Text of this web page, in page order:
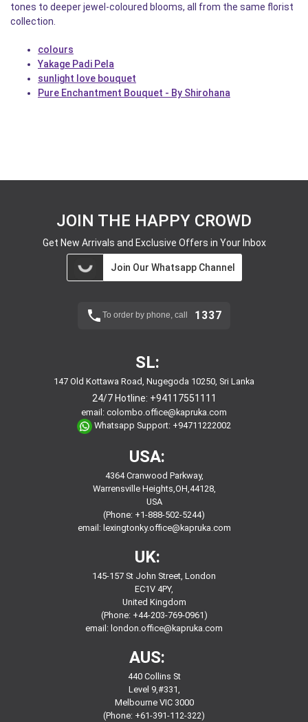
tones to deeper jewel-coloured blooms, all from the same florist
collection.
colours
Yakage Padi Pela
sunlight love bouquet
Pure Enchantment Bouquet - By Shirohana
JOIN THE HAPPY CROWD
Get New Arrivals and Exclusive Offers in Your Inbox
Join Our Whatsapp Channel
To order by phone, call 1337
SL:
147 Old Kottawa Road, Nugegoda 10250, Sri Lanka
24/7 Hotline: +94117551111
email: colombo.office@kapruka.com
Whatsapp Support: +94711222002
USA:
4364 Cranwood Parkway,
Warrensville Heights,OH,44128,
USA
(Phone: +1-888-502-5244)
email: lexingtonky.office@kapruka.com
UK:
145-157 St John Street, London
EC1V 4PY,
United Kingdom
(Phone: +44-203-769-0961)
email: london.office@kapruka.com
AUS:
440 Collins St
Level 9,#331,
Melbourne VIC 3000
(Phone: +61-391-112-322)